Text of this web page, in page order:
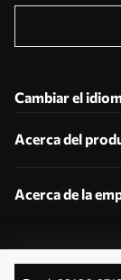
Cambiar el
Acerca del
Acerca de la
© 2011-